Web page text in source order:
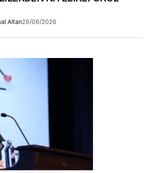
Altan29/06/2026